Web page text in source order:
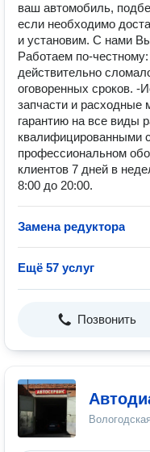
ваш автомобиль,
если необходимо
и установим. С нами
Работаем по-
действительно
оговоренных сроков. -
запчасти и
гарантию на все виды
квалифицированными
профессиональном
клиентов 7 дней в
8:00 до 20:00.
Замена редуктора
Ещё 57 услуг
Позвонить